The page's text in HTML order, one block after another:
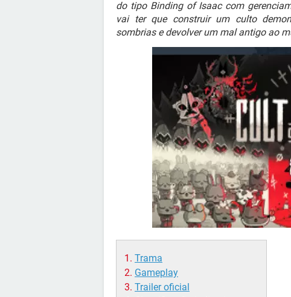
do tipo Binding of Isaac com
vai ter que construir um culto
sombrias e devolver um mal antigo ao
Trama
Gameplay
Trailer oficial